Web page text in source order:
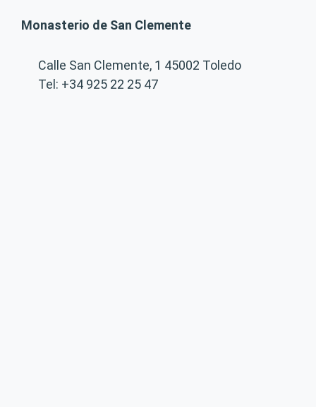
Monasterio de San Clemente
Calle San Clemente, 1 45002 Toledo
Tel: +34 925 22 25 47